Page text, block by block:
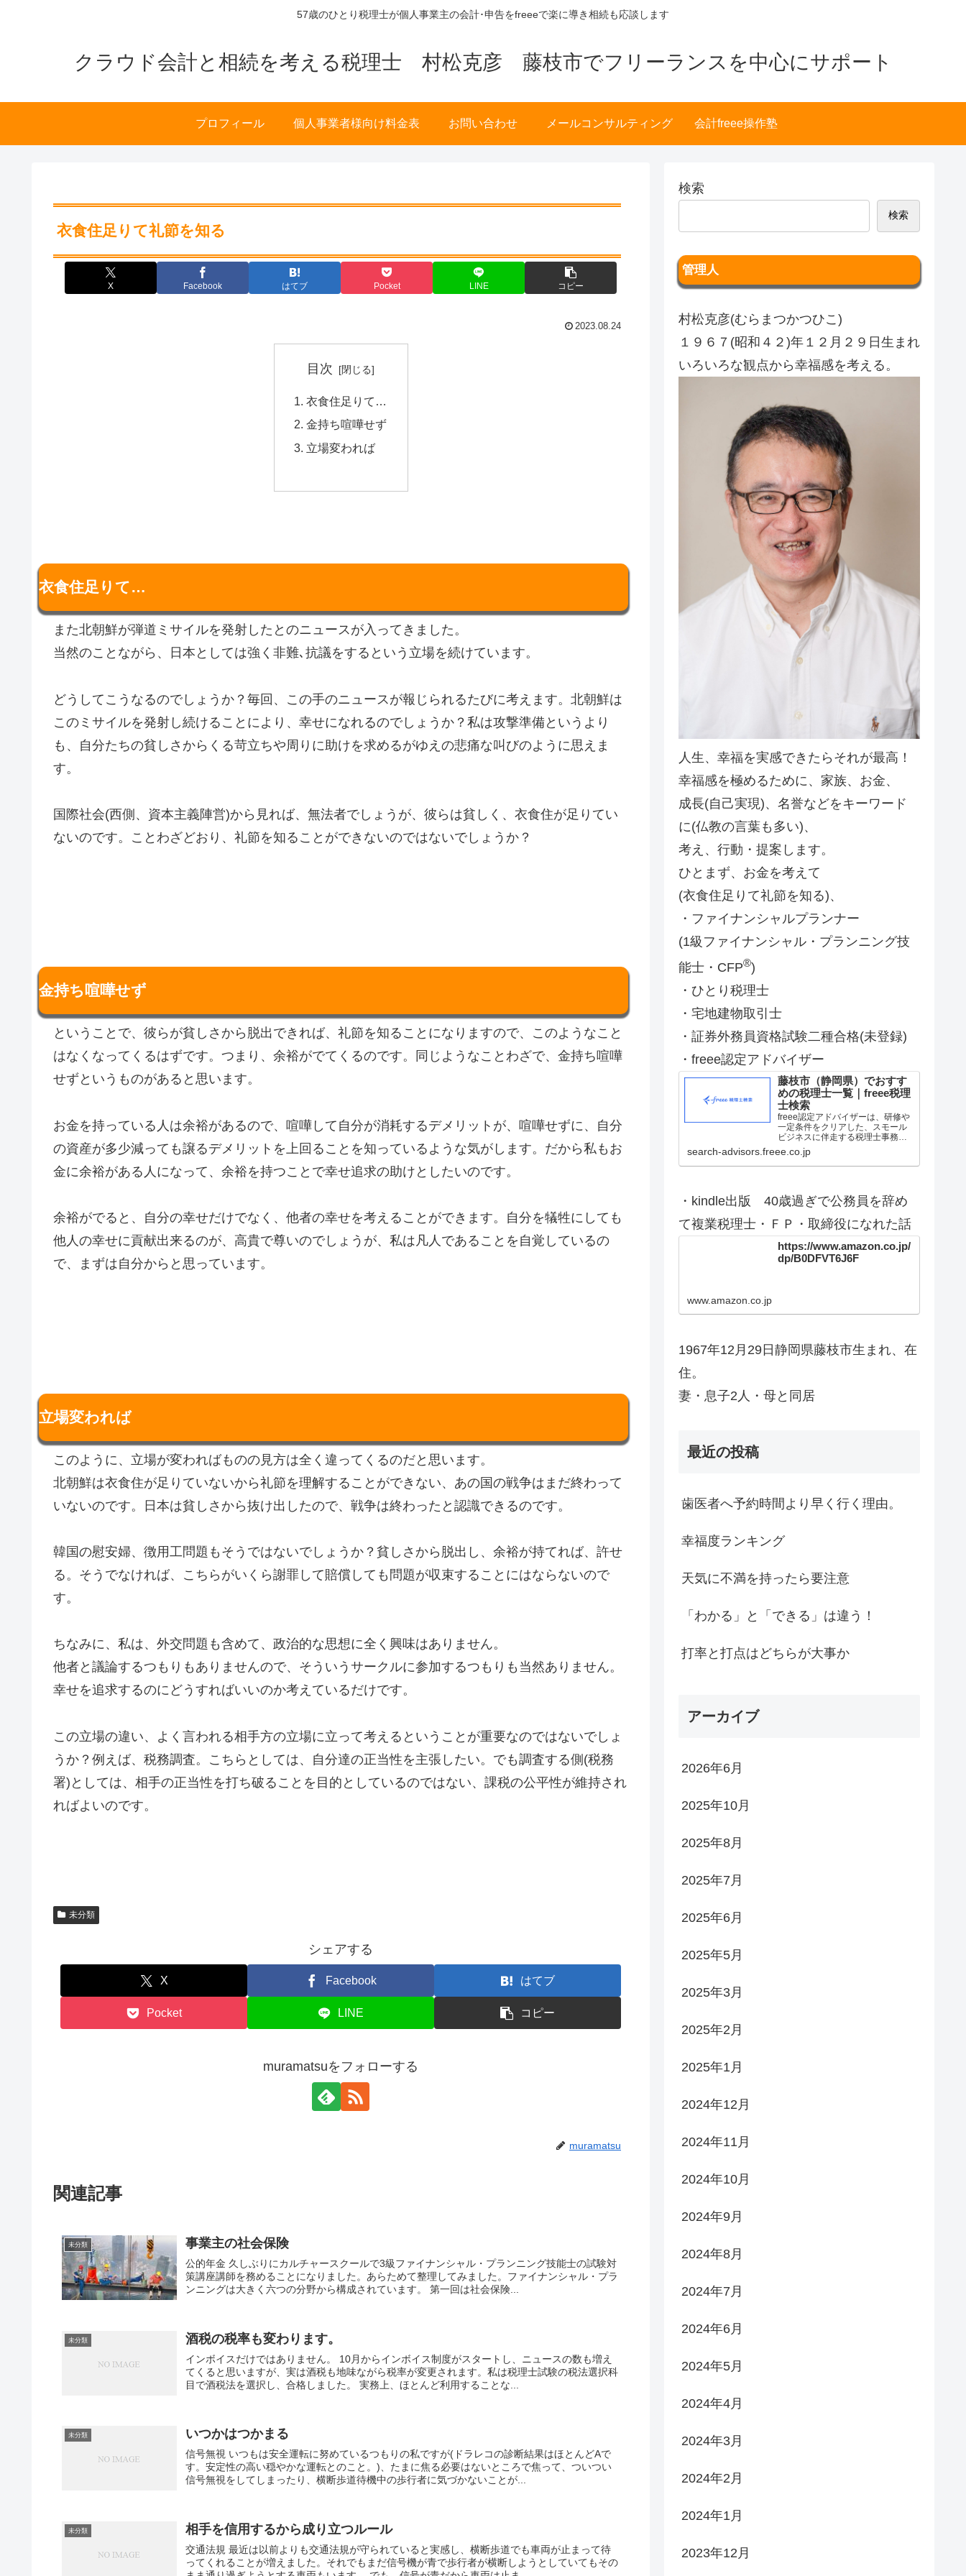
57歳のひとり税理士が個人事業主の会計･申告をfreeeで楽に導き相続も応談します
クラウド会計と相続を考える税理士 村松克彦 藤枝市でフリーランスを中心にサポート
プロフィール 個人事業者様向け料金表 お問い合わせ メールコンサルティング 会計freee操作塾
衣食住足りて礼節を知る
X Facebook はてブ Pocket LINE コピー
2023.08.24
目次
衣食住足りて…
金持ち喧嘩せず
立場変われば
衣食住足りて…
また北朝鮮が弾道ミサイルを発射したとのニュースが入ってきました。
当然のことながら、日本としては強く非難､抗議をするという立場を続けています。
どうしてこうなるのでしょうか？毎回、この手のニュースが報じられるたびに考えます。北朝鮮は
このミサイルを発射し続けることにより、幸せになれるのでしょうか？私は攻撃準備というより
も、自分たちの貧しさからくる苛立ちや周りに助けを求めるがゆえの悲痛な叫びのように思えま
す。
国際社会(西側、資本主義陣営)から見れば、無法者でしょうが、彼らは貧しく、衣食住が足りてい
ないのです。ことわざどおり、礼節を知ることができないのではないでしょうか？
金持ち喧嘩せず
ということで、彼らが貧しさから脱出できれば、礼節を知ることになりますので、このようなこと
はなくなってくるはずです。つまり、余裕がでてくるのです。同じようなことわざで、金持ち喧嘩
せずというものがあると思います。
お金を持っている人は余裕があるので、喧嘩して自分が消耗するデメリットが、喧嘩せずに、自分
の資産が多少減っても譲るデメリットを上回ることを知っているような気がします。だから私もお
金に余裕がある人になって、余裕を持つことで幸せ追求の助けとしたいのです。
余裕がでると、自分の幸せだけでなく、他者の幸せを考えることができます。自分を犠牲にしても
他人の幸せに貢献出来るのが、高貴で尊いのでしょうが、私は凡人であることを自覚しているの
で、まずは自分からと思っています。
立場変われば
このように、立場が変わればものの見方は全く違ってくるのだと思います。
北朝鮮は衣食住が足りていないから礼節を理解することができない、あの国の戦争はまだ終わって
いないのです。日本は貧しさから抜け出したので、戦争は終わったと認識できるのです。
韓国の慰安婦、徴用工問題もそうではないでしょうか？貧しさから脱出し、余裕が持てれば、許せ
る。そうでなければ、こちらがいくら謝罪して賠償しても問題が収束することにはならないので
す。
ちなみに、私は、外交問題も含めて、政治的な思想に全く興味はありません。
他者と議論するつもりもありませんので、そういうサークルに参加するつもりも当然ありません。
幸せを追求するのにどうすればいいのか考えているだけです。
この立場の違い、よく言われる相手方の立場に立って考えるということが重要なのではないでしょ
うか？例えば、税務調査。こちらとしては、自分達の正当性を主張したい。でも調査する側(税務
署)としては、相手の正当性を打ち破ることを目的としているのではない、課税の公平性が維持され
ればよいのです。
未分類
シェアする
X Facebook はてブ
Pocket LINE コピー
muramatsuをフォローする
muramatsu
関連記事
未分類 事業主の社会保険
公的年金 久しぶりにカルチャースクールで3級ファイナンシャル・プランニング技能士の試験対
策講座講師を務めることになりました。あらためて整理してみました。ファイナンシャル・プラ
ンニングは大きく六つの分野から構成されています。 第一回は社会保険...
未分類 酒税の税率も変わります。
インボイスだけではありません。 10月からインボイス制度がスタートし、ニュースの数も増え
てくると思いますが、実は酒税も地味ながら税率が変更されます。私は税理士試験の税法選択科
目で酒税法を選択し、合格しました。 実務上、ほとんど利用することな...
未分類 いつかはつかまる
信号無視 いつもは安全運転に努めているつもりの私ですが(ドラレコの診断結果はほとんどAで
す。安定性の高い穏やかな運転とのこと。)、たまに焦る必要はないところで焦って、ついつい
信号無視をしてしまったり、横断歩道待機中の歩行者に気づかないことが...
未分類 相手を信用するから成り立つルール
交通法規 最近は以前よりも交通法規が守られていると実感し、横断歩道でも車両が止まって待
ってくれることが増えました。それでもまだ信号機が青で歩行者が横断しようとしていてもその
検索
検索
管理人
村松克彦(むらまつかつひこ)
１９６７(昭和４２)年１２月２９日生まれ
いろいろな観点から幸福感を考える。
人生、幸福を実感できたらそれが最高！
幸福感を極めるために、家族、お金、
成長(自己実現)、名誉などをキーワード
に(仏教の言葉も多い)、
考え、行動・提案します。
ひとまず、お金を考えて
(衣食住足りて礼節を知る)、
・ファイナンシャルプランナー
(1級ファイナンシャル・プランニング技
能士・CFP®)
・ひとり税理士
・宅地建物取引士
・証券外務員資格試験二種合格(未登録)
・freee認定アドバイザー
藤枝市（静岡県）でおすす
めの税理士一覧｜freee税理
士検索
freee認定アドバイザーは、研修や
一定条件をクリアした、スモール
ビジネスに伴走する税理士事務所
です。記帳代行や税務調査、会計
顧問等に対応できる税理士・会計
士の事務所を静岡県の藤枝市から
search-advisors.freee.co.jp
・kindle出版 40歳過ぎで公務員を辞め
て複業税理士・ＦＰ・取締役になれた話
https://www.amazon.co.jp/
dp/B0DFVT6J6F
www.amazon.co.jp
1967年12月29日静岡県藤枝市生まれ、在
住。
妻・息子2人・母と同居
最近の投稿
歯医者へ予約時間より早く行く理由。
幸福度ランキング
天気に不満を持ったら要注意
「わかる」と「できる」は違う！
打率と打点はどちらが大事か
アーカイブ
2026年6月
2025年10月
2025年8月
2025年7月
2025年6月
2025年5月
2025年3月
2025年2月
2025年1月
2024年12月
2024年11月
2024年10月
2024年9月
2024年8月
2024年7月
2024年6月
2024年5月
2024年4月
2024年3月
2024年2月
2024年1月
2023年12月